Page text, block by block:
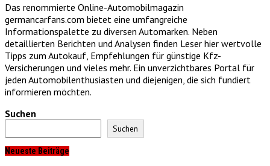
Das renommierte Online-Automobilmagazin
germancarfans.com bietet eine umfangreiche
Informationspalette zu diversen Automarken. Neben
detaillierten Berichten und Analysen finden Leser hier wertvolle
Tipps zum Autokauf, Empfehlungen für günstige Kfz-
Versicherungen und vieles mehr. Ein unverzichtbares Portal für
jeden Automobilenthusiasten und diejenigen, die sich fundiert
informieren möchten.
Suchen
Suchen
Neueste Beiträge